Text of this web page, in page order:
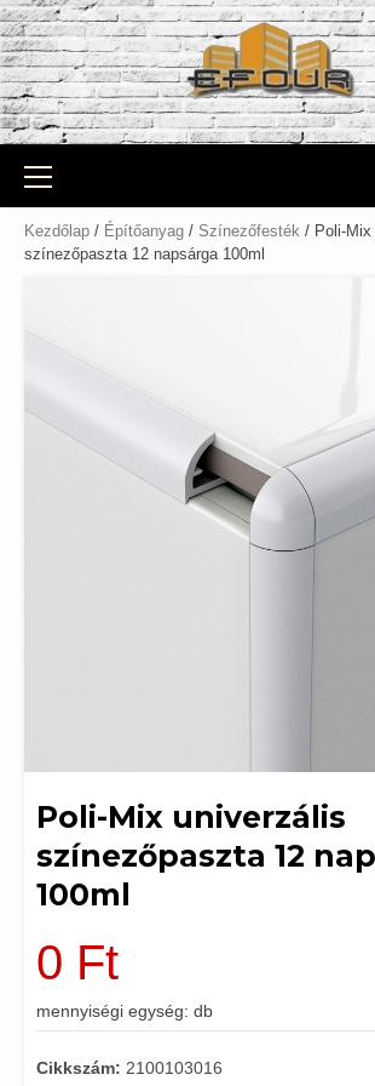
Skip
to
content
Primary
Menu
Kezdőlap / Építőanyag / Színezőfesték / Poli-Mix
színezőpaszta 12 napsárga 100ml
Poli-Mix univerzális
színezőpaszta 12
100ml
0 Ft
mennyiségi egység: db
Cikkszám: 2100103016